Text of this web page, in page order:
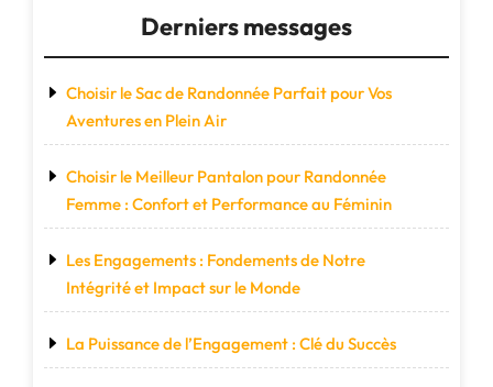
Derniers messages
Choisir le Sac de Randonnée Parfait pour Vos
Aventures en Plein Air
Choisir le Meilleur Pantalon pour Randonnée
Femme : Confort et Performance au Féminin
Les Engagements : Fondements de Notre
Intégrité et Impact sur le Monde
La Puissance de l’Engagement : Clé du Succès